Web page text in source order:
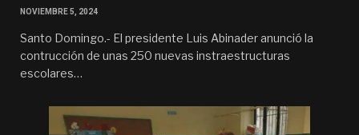
NOVIEMBRE 5, 2024
Santo Domingo.- El presidente Luis Abinader anunció la
contrucción de unas 250 nuevas instraestructuras
escolares…